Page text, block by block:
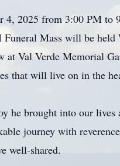
4, 2025 from 3:00 PM to
Mass will be held
Val Verde Memorial
that will live on in the
he brought into our lives
journey with
well-shared.